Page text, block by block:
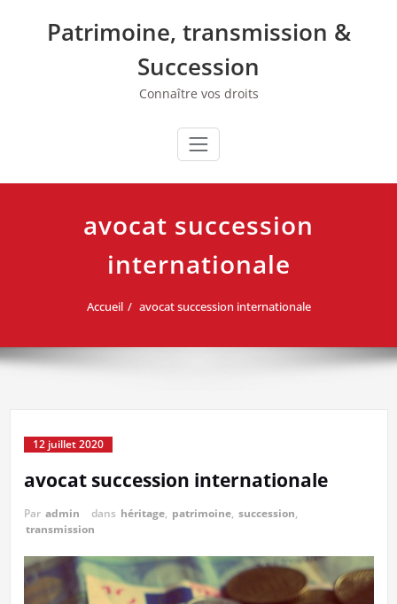
Patrimoine, transmission &
Succession
Connaître vos droits
avocat succession
internationale
Accueil avocat succession internationale
12 juillet 2020
avocat succession internationale
Par admin dans héritage, patrimoine, succession,
transmission